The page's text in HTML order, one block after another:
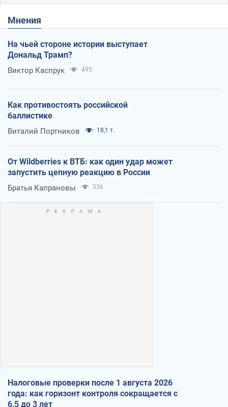
Мнения
На чьей стороне истории выступает
Дональд Трамп?
Виктор Каспрук 495
Как противостоять российской
баллистике
Виталий Портников 18,1 т.
От Wildberries к ВТБ: как один удар может
запустить цепную реакцию в России
Братья Капрановы 336
Налоговые проверки после 1 августа 2026
года: как горизонт контроля сокращается с
6,5 до 3 лет